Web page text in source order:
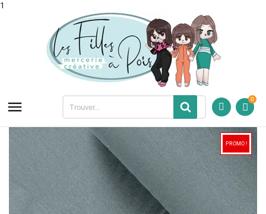
1
 0
PROMO !